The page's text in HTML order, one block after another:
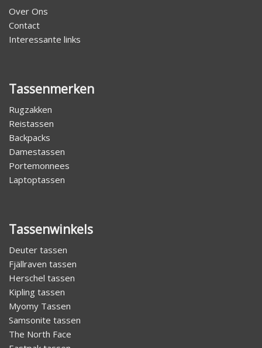
Over Ons
Contact
Interessante links
Tassenmerken
Rugzakken
Reistassen
Backpacks
Damestassen
Portemonnees
Laptoptassen
Tassenwinkels
Deuter tassen
Fjällraven tassen
Herschel tassen
Kipling tassen
Myomy Tassen
Samsonite tassen
The North Face